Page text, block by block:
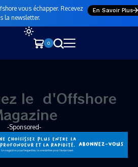
vous échapper. Recevez
la newsletter.
En Savoir Plus
0
le
d'Offshore
-Sponsored-